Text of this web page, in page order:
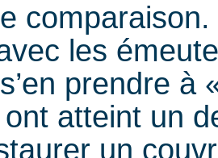
les
prendre à
atteint un
un